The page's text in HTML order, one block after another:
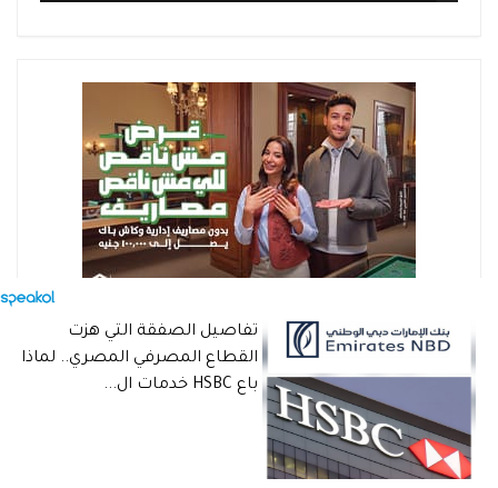
تفاصيل الصفقة التي هزت
القطاع المصرفي المصري.. لماذا
باع HSBC خدمات ال...